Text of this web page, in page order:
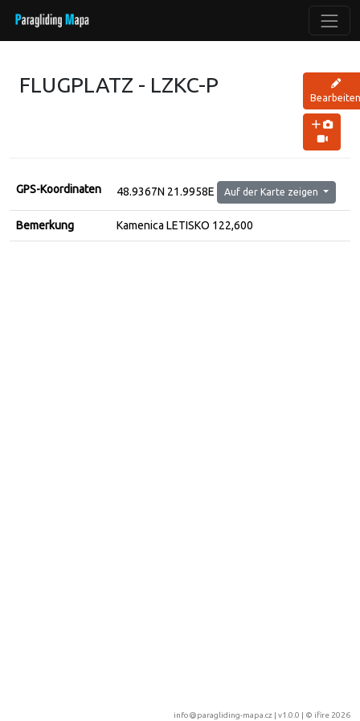
FLUGPLATZ - LZKC-P
GPS-Koordinaten 48.9367N 21.9958E Auf der Karte zeigen
Bemerkung Kamenica LETISKO 122,600
info@paragliding-mapa.cz | v1.0.0 | © ifire 2026